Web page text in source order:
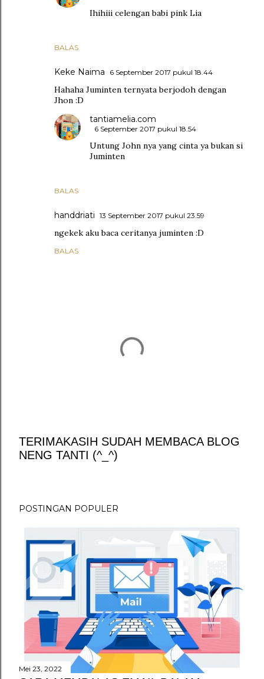
BALAS
Ihihiii celengan babi pink Lia
Keke Naima 6 September 2017 pukul 18.44
Hahaha Juminten ternyata berjodoh dengan
Jhon :D
BALAS
tantiamelia.com
6 September 2017 pukul 18.54
Untung John nya yang cinta ya bukan si
Juminten
handdriati 13 September 2017 pukul 23.59
ngekek aku baca ceritanya juminten :D
BALAS
P
i
m
TERIMAKASIH SUDAH MEMBACA BLOG
NENG TANTI (^_^)
POSTINGAN POPULER
Mei 23, 2022